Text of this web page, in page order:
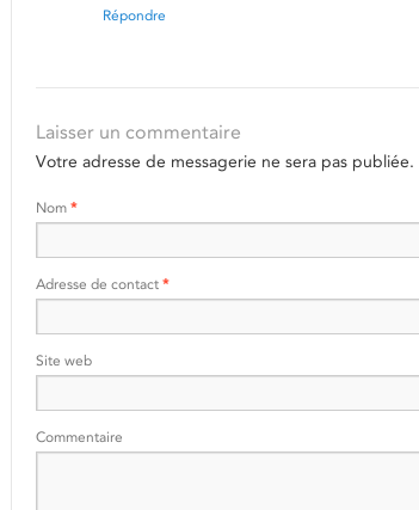
Répondre
Laisser un commentaire
Votre adresse de messagerie ne sera pas publiée.
Nom *
Adresse de contact *
Site web
Commentaire